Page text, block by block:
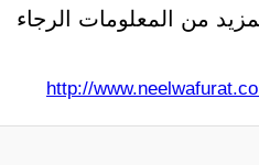
من المعلومات الرجاء
http://